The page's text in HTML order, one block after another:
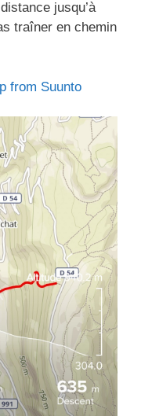
jusqu’à
traîner en chemin
from Suunto